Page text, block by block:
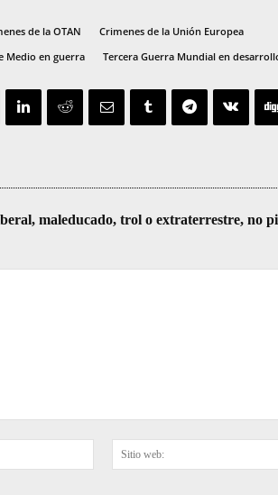
de la OTAN
Crimenes de la Unión Europea
Medio en guerra Tercera Guerra Mundial en
maleducado, trol o extraterrestre, no
Correo
electrónico:*